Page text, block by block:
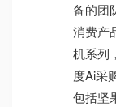
备的团
消费产
机系列
度Ai采
包括坚